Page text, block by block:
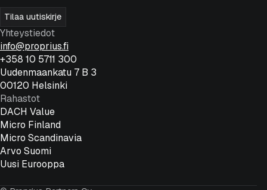
Tilaa uutiskirje
Yhteystiedot
info@proprius.fi
+358 10 5711 300
Uudenmaankatu 7 B 3
00120 Helsinki
Rahastot
DACH Value
Micro Finland
Micro Scandinavia
Arvo Suomi
Uusi Eurooppa